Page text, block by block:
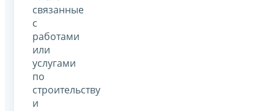
связанные
с
работами
или
услугами
по
строительству
и